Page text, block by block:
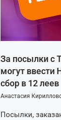
За посылки с
могут
сбор в 12 леев
Анастасия
Посылки,